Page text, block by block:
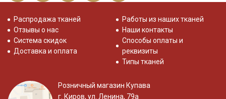
Распродажа тканей
Отзывы о нас
Система скидок
Доставка и оплата
Работы из наших тканей
Наши контакты
Способы оплаты и
реквизиты
Типы тканей
Розничный магазин Купава
г. Киров, ул. Ленина, 79а